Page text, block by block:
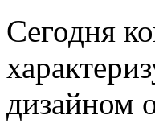
Сегодня
дизайном